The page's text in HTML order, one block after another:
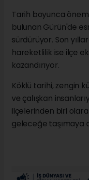
Tarih boyunca
bulunan Gürün'de
sürdürüyor. Son
hareketlilik ise ilçe
kazandırıyor.
Köklü tarihi, zengin
ve çalışkan
ilçelerinden biri
geleceğe taşımaya